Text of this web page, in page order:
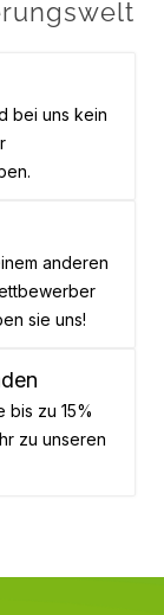
bei uns kein
anderen
sie uns!
bis zu 15%
zu unseren